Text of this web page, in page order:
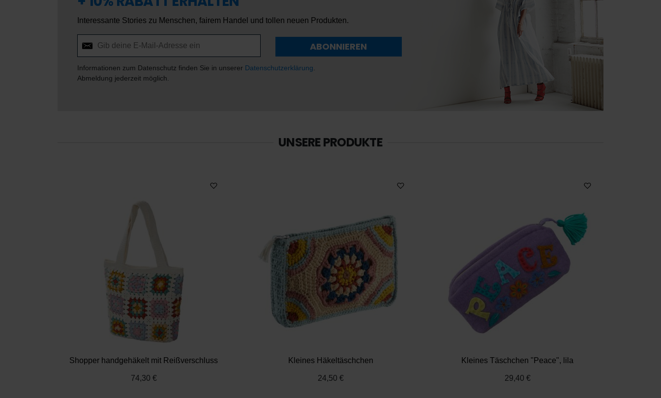
Interessante Stories zu Menschen, fairem Handel und tollen neuen Produkten.
ABONNIEREN
Informationen zum Datenschutz finden Sie in unserer Datenschutzerklärung
Abmeldung jederzeit möglich.
UNSERE PRODUKTE
Shopper handgehäkelt mit Reißverschluss
74,30 €
Kleines Häkeltäschchen
24,50 €
Kleines Täschchen "Peace", lila
29,40 €